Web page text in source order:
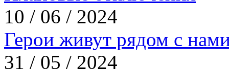
10 / 06 / 2024
Герои живут рядом с
31 / 05 / 2024